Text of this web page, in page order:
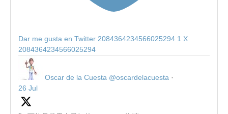
Dar me gusta en Twitter 2084364234566025294 1 X
2084364234566025294
Oscar de la Cuesta @oscardelacuesta ·
26 Jul